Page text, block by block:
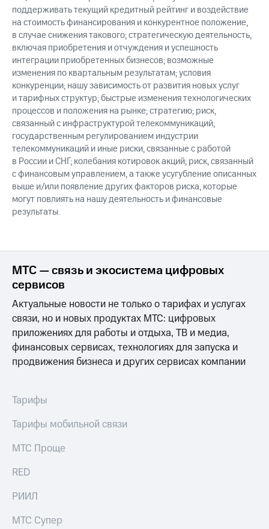
поддерживать текущий кредитный рейтинг и воздействие
на стоимость финансирования и конкурентное положение,
в случае снижения такового; стратегическую деятельность,
включая приобретения и отчуждения и успешность
интеграции приобретенных бизнесов; возможные
изменения по квартальным результатам; условия
конкуренции; нашу зависимость от развития новых услуг
и тарифных структур; быстрые изменения технологических
процессов и положения на рынке; стратегию; риск,
связанный с инфраструктурой телекоммуникаций,
государственным регулированием индустрии
телекоммуникаций и иные риски, связанные с работой
в России и СНГ; колебания котировок акций; риск, связанный
с финансовым управлением, а также усугубление описанных
выше и/или появление других факторов риска, которые
могут повлиять на нашу деятельность и финансовые
результаты.
МТС — связь и экосистема цифровых
сервисов
Актуальные новости не только о тарифах и услугах
связи, но и новых продуктах МТС: цифровых
приложениях для работы и отдыха, ТВ и медиа,
финансовых сервисах, технологиях для запуска и
продвижения бизнеса и других сервисах компании
Тарифы
Тарифы мобильной связи
МТС Проще
RED
РИИЛ
МТС Супер